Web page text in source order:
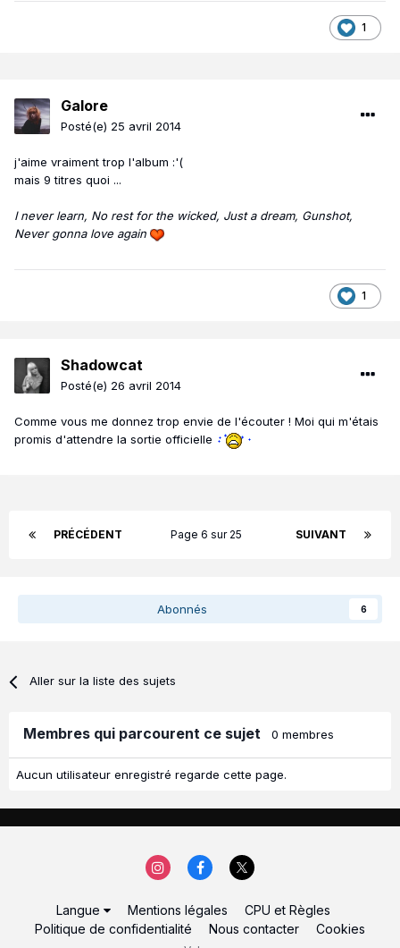
1
Galore
Posté(e) 25 avril 2014
j'aime vraiment trop l'album :'(
mais 9 titres quoi ...
I never learn, No rest for the wicked, Just a dream, Gunshot,
Never gonna love again
1
Shadowcat
Posté(e) 26 avril 2014
Comme vous me donnez trop envie de l'écouter ! Moi qui m'étais
promis d'attendre la sortie officielle
PRÉCÉDENT SUIVANT
Page 6 sur 25
Abonnés 6
Aller sur la liste des sujets
Membres qui parcourent ce sujet 0 membres
Aucun utilisateur enregistré regarde cette page.
Langue Mentions légales
CPU et Règles
Politique de confidentialité
Nous contacter Cookies